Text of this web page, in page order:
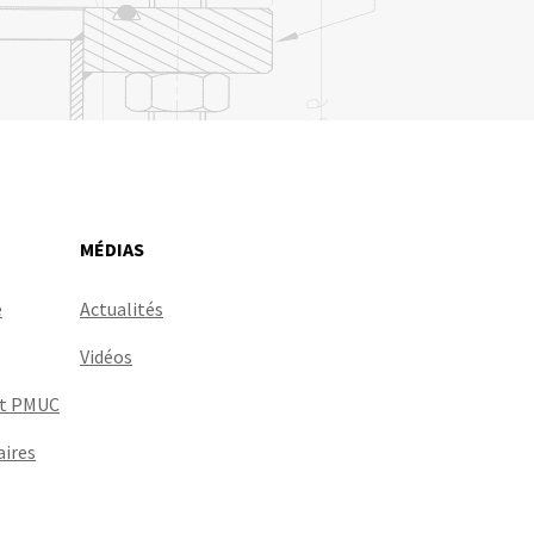
PMUC
MÉDIAS
Actualités
Vidéos